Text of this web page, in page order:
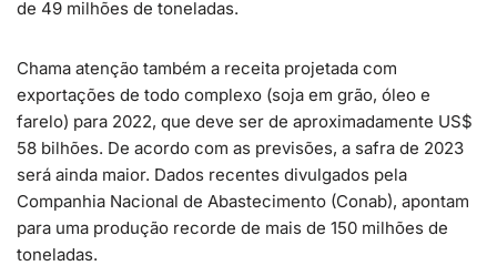
de 49 milhões de toneladas.
Chama atenção também a receita projetada com
exportações de todo complexo (soja em grão, óleo e
farelo) para 2022, que deve ser de aproximadamente US$
58 bilhões. De acordo com as previsões, a safra de 2023
será ainda maior. Dados recentes divulgados pela
Companhia Nacional de Abastecimento (Conab), apontam
para uma produção recorde de mais de 150 milhões de
toneladas.